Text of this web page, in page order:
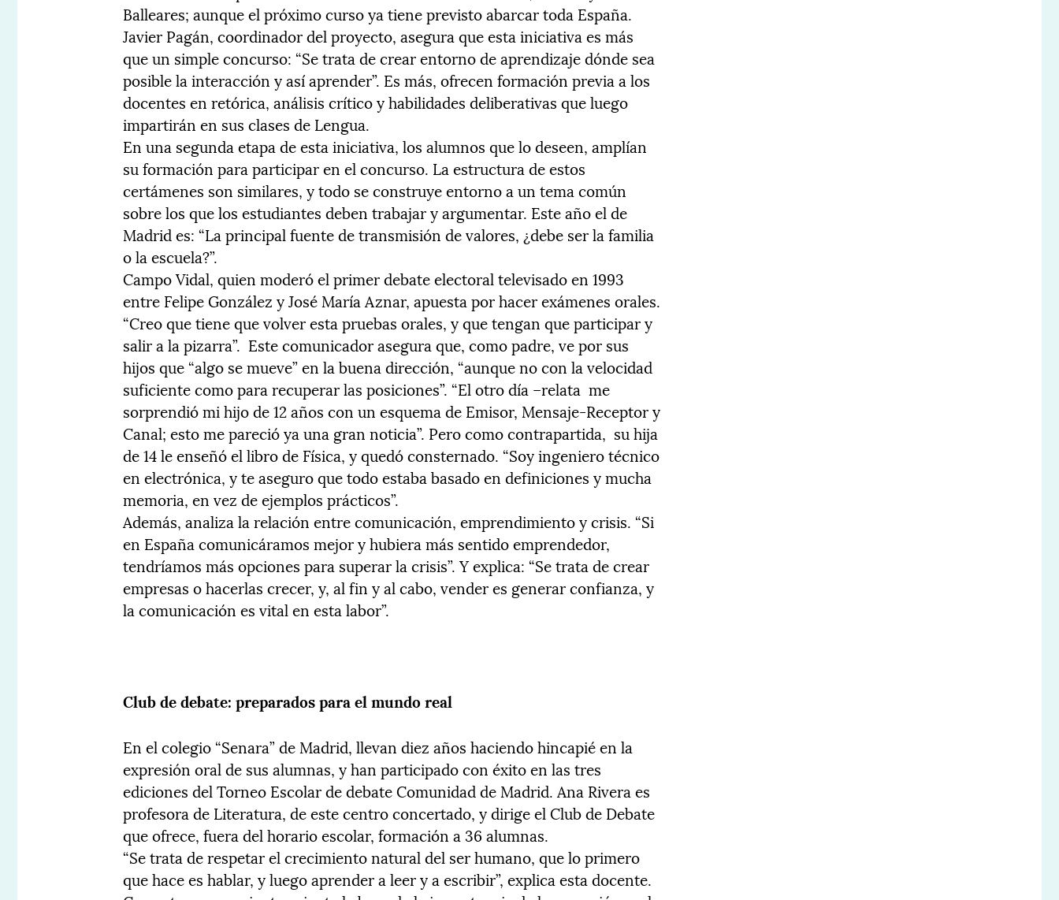
Balleares; aunque el próximo curso ya tiene previsto abarcar toda España.
Javier Pagán, coordinador del proyecto, asegura que esta iniciativa es más
que un simple concurso: “Se trata de crear entorno de aprendizaje dónde sea
posible la interacción y así aprender”. Es más, ofrecen formación previa a los
docentes en retórica, análisis crítico y habilidades deliberativas que luego
impartirán en sus clases de Lengua.
En una segunda etapa de esta iniciativa, los alumnos que lo deseen, amplían
su formación para participar en el concurso. La estructura de estos
certámenes son similares, y todo se construye entorno a un tema común
sobre los que los estudiantes deben trabajar y argumentar. Este año el de
Madrid es: “La principal fuente de transmisión de valores, ¿debe ser la familia
o la escuela?”.
Campo Vidal, quien moderó el primer debate electoral televisado en 1993
entre Felipe González y José María Aznar, apuesta por hacer exámenes orales.
“Creo que tiene que volver esta pruebas orales, y que tengan que participar y
salir a la pizarra”. Este comunicador asegura que, como padre, ve por sus
hijos que “algo se mueve” en la buena dirección, “aunque no con la velocidad
suficiente como para recuperar las posiciones”. “El otro día –relata me
sorprendió mi hijo de 12 años con un esquema de Emisor, Mensaje-Receptor y
Canal; esto me pareció ya una gran noticia”. Pero como contrapartida, su hija
de 14 le enseñó el libro de Física, y quedó consternado. “Soy ingeniero técnico
en electrónica, y te aseguro que todo estaba basado en definiciones y mucha
memoria, en vez de ejemplos prácticos”.
Además, analiza la relación entre comunicación, emprendimiento y crisis. “Si
en España comunicáramos mejor y hubiera más sentido emprendedor,
tendríamos más opciones para superar la crisis”. Y explica: “Se trata de crear
empresas o hacerlas crecer, y, al fin y al cabo, vender es generar confianza, y
la comunicación es vital en esta labor”.
Club de debate: preparados para el mundo real
En el colegio “Senara” de Madrid, llevan diez años haciendo hincapié en la
expresión oral de sus alumnas, y han participado con éxito en las tres
ediciones del Torneo Escolar de debate Comunidad de Madrid. Ana Rivera es
profesora de Literatura, de este centro concertado, y dirige el Club de Debate
que ofrece, fuera del horario escolar, formación a 36 alumnas.
“Se trata de respetar el crecimiento natural del ser humano, que lo primero
que hace es hablar, y luego aprender a leer y a escribir”, explica esta docente.